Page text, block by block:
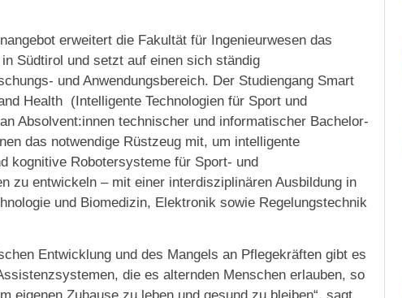
erweitert die Fakultät für Ingenieurwesen das
Südtirol und setzt auf einen sich ständig
und Anwendungsbereich. Der Studiengang Smart
Health (Intelligente Technologien für Sport und
Absolvent:innen technischer und informatischer Bachelor-
das notwendige Rüstzeug mit, um intelligente
kognitive Robotersysteme für Sport- und
zu entwickeln – mit einer interdisziplinären Ausbildung in
und Biomedizin, Elektronik sowie Regelungstechnik
Entwicklung und des Mangels an Pflegekräften gibt es
die es alternden Menschen erlauben, so